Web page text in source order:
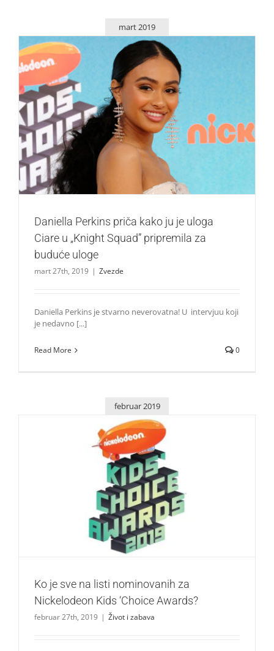
mart 2019
Daniella Perkins priča kako ju je uloga Ciare u „Knight
Squad” pripremila za buduće uloge
Zvezde
Daniella Perkins priča kako ju je uloga
Ciare u „Knight Squad” pripremila za
buduće uloge
mart 27th, 2019 | Zvezde
Daniella Perkins je stvarno neverovatna! U intervjuu koji
je nedavno [...]
Read More 0
februar 2019
Ko je sve na listi nominovanih za Nickelodeon Kids
‘Choice Awards?
Život i zabava
Ko je sve na listi nominovanih za
Nickelodeon Kids ‘Choice Awards?
februar 27th, 2019 | Život i zabava